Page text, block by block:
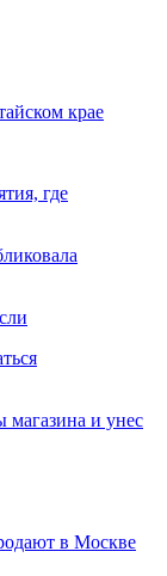
крае
где
магазина и унес
в Москве